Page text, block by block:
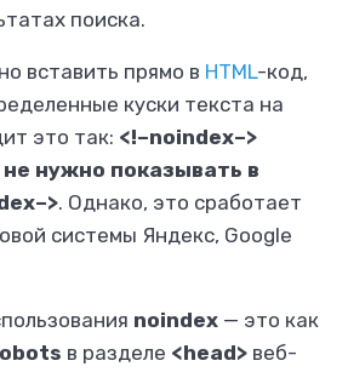
поиска.
вставить прямо в HTML-код,
куски текста на
это так: <!–noindex–>
нужно показывать в
. Однако, это сработает
системы Яндекс, Google
noindex — это как
в разделе <head> веб-